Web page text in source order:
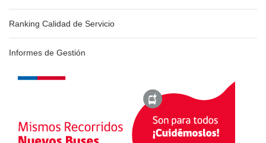
Ranking Calidad de Servicio
Informes de Gestión